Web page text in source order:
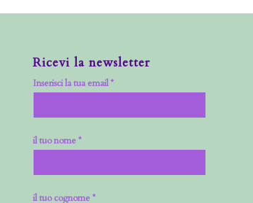
Ricevi la newsletter
Inserisci la tua email *
il tuo nome *
il tuo cognome *